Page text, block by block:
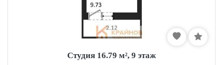
Студия 16.79 м², 9 этаж